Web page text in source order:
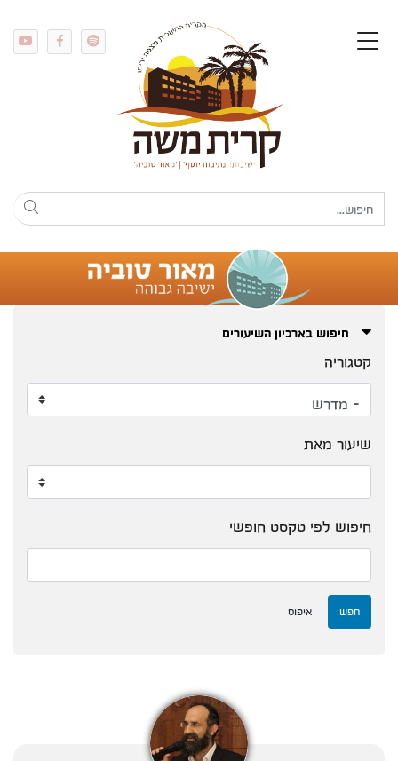
חיפוש בארכיון השיעורים
קטגוריה
שיעור מאת
חיפוש לפי טקסט חופשי
חפש איפוס